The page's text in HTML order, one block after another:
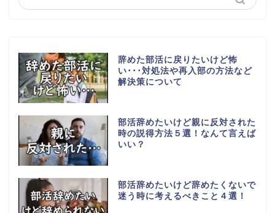
辞めた部活に戻りたいけど怖
い･･･対処法や再入部の方法など
解決策について
部活辞めたいけど親に反対された
時の説得方法５選！なんて言えば
いい？
部活辞めたいけど辞めたくないで
迷う時に考えるべきこと４選！